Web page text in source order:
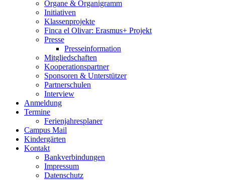
Organe & Organigramm
Initiativen
Klassenprojekte
Finca el Olivar: Erasmus+ Projekt
Presse
Presseinformation
Mitgliedschaften
Kooperationspartner
Sponsoren & Unterstützer
Partnerschulen
Interview
Anmeldung
Termine
Ferienjahresplaner
Campus Mail
Kindergärten
Kontakt
Bankverbindungen
Impressum
Datenschutz